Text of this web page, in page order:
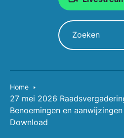
Zoeken
Home
27 mei 2026
Benoemingen en
Download